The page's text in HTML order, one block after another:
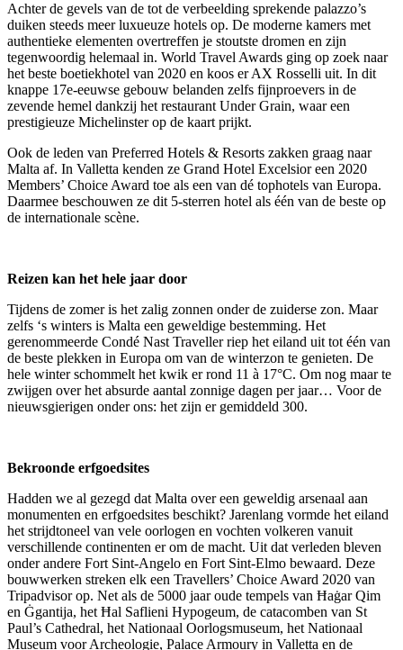
Achter de gevels van de tot de verbeelding sprekende palazzo’s
duiken steeds meer luxueuze hotels op. De moderne kamers met
authentieke elementen overtreffen je stoutste dromen en zijn
tegenwoordig helemaal in. World Travel Awards ging op zoek naar
het beste boetiekhotel van 2020 en koos er AX Rosselli uit. In dit
knappe 17e-eeuwse gebouw belanden zelfs fijnproevers in de
zevende hemel dankzij het restaurant Under Grain, waar een
prestigieuze Michelinster op de kaart prijkt.
Ook de leden van Preferred Hotels & Resorts zakken graag naar
Malta af. In Valletta kenden ze Grand Hotel Excelsior een 2020
Members’ Choice Award toe als een van dé tophotels van Europa.
Daarmee beschouwen ze dit 5-sterren hotel als één van de beste op
de internationale scène.
Reizen kan het hele jaar door
Tijdens de zomer is het zalig zonnen onder de zuiderse zon. Maar
zelfs ‘s winters is Malta een geweldige bestemming. Het
gerenommeerde Condé Nast Traveller riep het eiland uit tot één van
de beste plekken in Europa om van de winterzon te genieten. De
hele winter schommelt het kwik er rond 11 à 17°C. Om nog maar te
zwijgen over het absurde aantal zonnige dagen per jaar… Voor de
nieuwsgierigen onder ons: het zijn er gemiddeld 300.
Bekroonde erfgoedsites
Hadden we al gezegd dat Malta over een geweldig arsenaal aan
monumenten en erfgoedsites beschikt? Jarenlang vormde het eiland
het strijdtoneel van vele oorlogen en vochten volkeren vanuit
verschillende continenten er om de macht. Uit dat verleden bleven
onder andere Fort Sint-Angelo en Fort Sint-Elmo bewaard. Deze
bouwwerken streken elk een Travellers’ Choice Award 2020 van
Tripadvisor op. Net als de 5000 jaar oude tempels van Ħaġar Qim
en Ġgantija, het Ħal Saflieni Hypogeum, de catacomben van St
Paul’s Cathedral, het Nationaal Oorlogsmuseum, het Nationaal
Museum voor Archeologie, Palace Armoury in Valletta en de